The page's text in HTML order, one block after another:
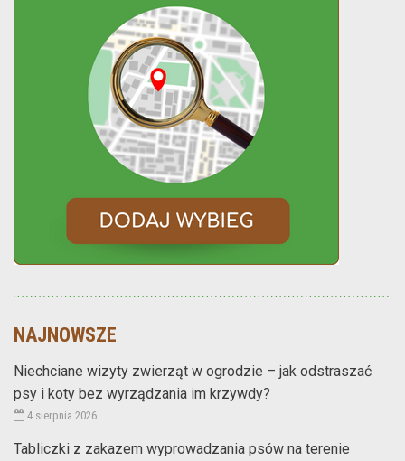
NAJNOWSZE
Niechciane wizyty zwierząt w ogrodzie – jak odstraszać
psy i koty bez wyrządzania im krzywdy?
4 sierpnia 2026
Tabliczki z zakazem wyprowadzania psów na terenie